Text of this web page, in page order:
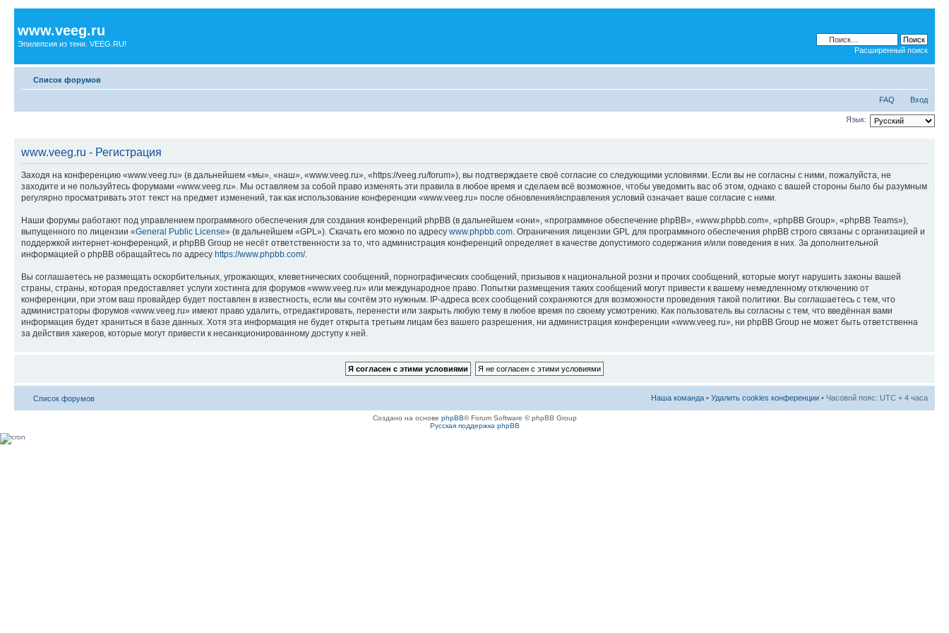
www.veeg.ru
Эпилепсия из тени. VEEG.RU!
Расширенный поиск
Список форумов
FAQ Вход
Язык:
www.veeg.ru - Регистрация
Заходя на конференцию «www.veeg.ru» (в дальнейшем «мы», «наш», «www.veeg.ru», «https://veeg.ru/forum»), вы подтверждаете своё согласие со следующими условиями. Если вы не согласны с ними, пожалуйста, не
заходите и не пользуйтесь форумами «www.veeg.ru». Мы оставляем за собой право изменять эти правила в любое время и сделаем всё возможное, чтобы уведомить вас об этом, однако с вашей стороны было бы разумным
регулярно просматривать этот текст на предмет изменений, так как использование конференции «www.veeg.ru» после обновления/исправления условий означает ваше согласие с ними.
Наши форумы работают под управлением программного обеспечения для создания конференций phpBB (в дальнейшем «они», «программное обеспечение phpBB», «www.phpbb.com», «phpBB Group», «phpBB Teams»),
выпущенного по лицензии «General Public License» (в дальнейшем «GPL»). Скачать его можно по адресу www.phpbb.com. Ограничения лицензии GPL для программного обеспечения phpBB строго связаны с организацией и
поддержкой интернет-конференций, и phpBB Group не несёт ответственности за то, что администрация конференций определяет в качестве допустимого содержания и/или поведения в них. За дополнительной
информацией о phpBB обращайтесь по адресу https://www.phpbb.com/.
Вы соглашаетесь не размещать оскорбительных, угрожающих, клеветнических сообщений, порнографических сообщений, призывов к национальной розни и прочих сообщений, которые могут нарушить законы вашей
страны, страны, которая предоставляет услуги хостинга для форумов «www.veeg.ru» или международное право. Попытки размещения таких сообщений могут привести к вашему немедленному отключению от
конференции, при этом ваш провайдер будет поставлен в известность, если мы сочтём это нужным. IP-адреса всех сообщений сохраняются для возможности проведения такой политики. Вы соглашаетесь с тем, что
администраторы форумов «www.veeg.ru» имеют право удалить, отредактировать, перенести или закрыть любую тему в любое время по своему усмотрению. Как пользователь вы согласны с тем, что введённая вами
информация будет храниться в базе данных. Хотя эта информация не будет открыта третьим лицам без вашего разрешения, ни администрация конференции «www.veeg.ru», ни phpBB Group не может быть ответственна
за действия хакеров, которые могут привести к несанкционированному доступу к ней.
Список форумов Наша команда • Удалить cookies конференции • Часовой пояс: UTC + 4 часа
Создано на основе phpBB® Forum Software © phpBB Group
Русская поддержка phpBB